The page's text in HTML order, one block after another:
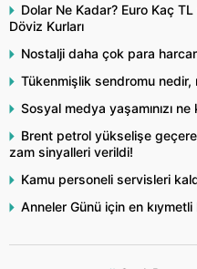
Dolar Ne Kadar? Euro Kaç
Döviz Kurları
Nostalji daha çok para
Tükenmişlik sendromu nedir,
Sosyal medya yaşamınızı
Brent petrol yükselişe
zam sinyalleri verildi!
Kamu personeli servisleri
Anneler Günü için en kıymetli